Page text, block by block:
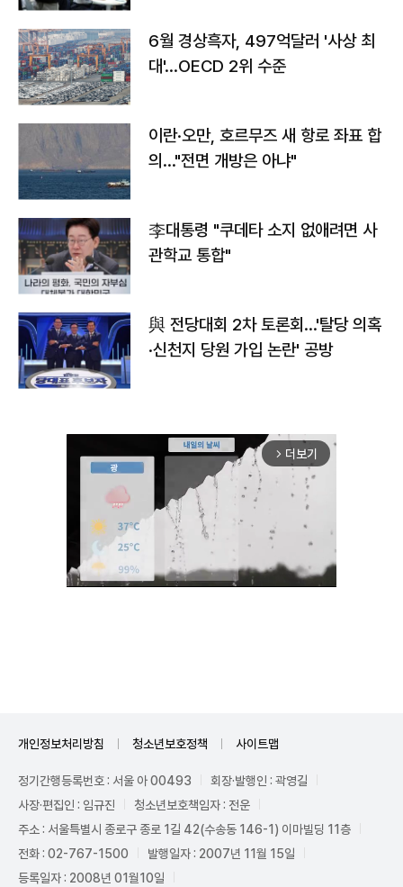
6월 경상흑자, 497억달러 '사상 최
대'…OECD 2위 수준
이란·오만, 호르무즈 새 항로 좌표 합
의…"전면 개방은 아냐"
李대통령 "쿠데타 소지 없애려면 사
관학교 통합"
與 전당대회 2차 토론회…'탈당 의혹
·신천지 당원 가입 논란' 공방
arrow_forward_ios 더보기
개인정보처리방침 청소년보호정책 사이트맵
정기간행등록번호 : 서울 아 00493
회장·발행인 : 곽영길
사장·편집인 : 임규진
청소년보호책임자 : 전운
주소 : 서울특별시 종로구 종로 1길 42(수송동 146-1) 이마빌딩 11층
전화 : 02-767-1500
발행일자 : 2007년 11월 15일
등록일자 : 2008년 01월10일